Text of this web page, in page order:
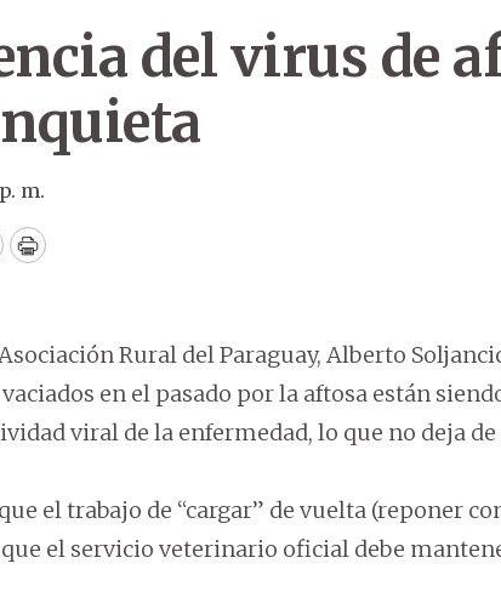
del virus de
m.
Print
Rural del Paraguay, Alberto
en el pasado por la aftosa están
viral de la enfermedad, lo que no deja
el trabajo de “cargar” de vuelta (reponer
que el servicio veterinario oficial debe